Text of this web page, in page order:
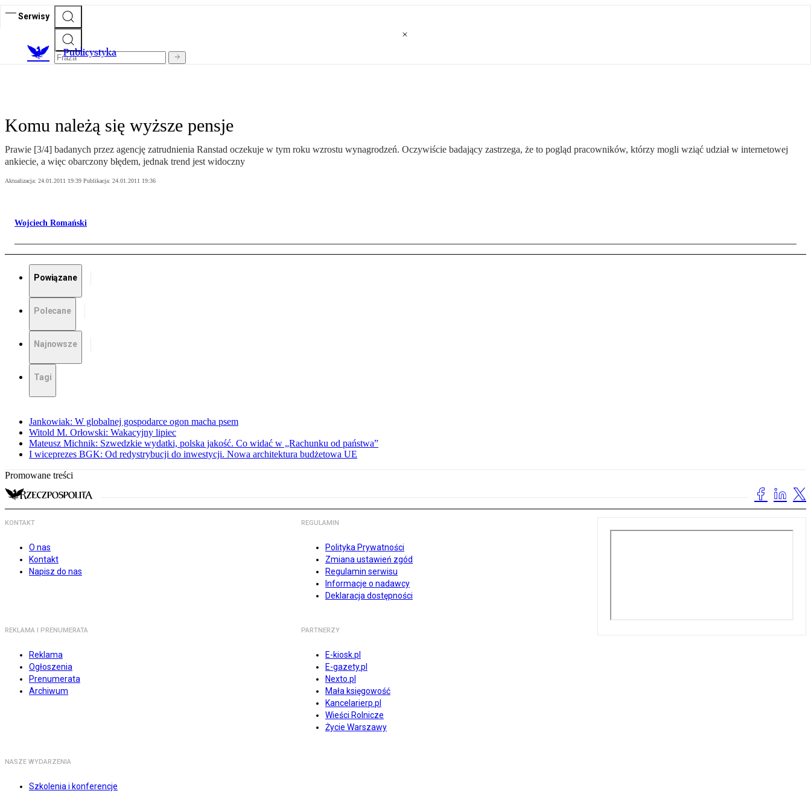
Serwisy
Publicystyka
Komu należą się wyższe pensje
Prawie [3/4] badanych przez agencję zatrudnienia Ranstad oczekuje w tym roku wzrostu wynagrodzeń. Oczywiście badający zastrzega, że to pogląd pracowników, którzy mogli wziąć udział w internetowej
ankiecie, a więc obarczony błędem, jednak trend jest widoczny
Aktualizacja: 24.01.2011 19:39 Publikacja: 24.01.2011 19:36
Wojciech Romański
Powiązane
Polecane
Najnowsze
Tagi
Jankowiak: W globalnej gospodarce ogon macha psem
Witold M. Orłowski: Wakacyjny lipiec
Mateusz Michnik: Szwedzkie wydatki, polska jakość. Co widać w „Rachunku od państwa”
I wiceprezes BGK: Od redystrybucji do inwestycji. Nowa architektura budżetowa UE
Promowane treści
KONTAKT
O nas
Kontakt
Napisz do nas
REGULAMIN
Polityka Prywatności
Zmiana ustawień zgód
Regulamin serwisu
Informacje o nadawcy
Deklaracja dostępności
REKLAMA I PRENUMERATA
Reklama
Ogłoszenia
Prenumerata
Archiwum
PARTNERZY
E-kiosk.pl
E-gazety.pl
Nexto.pl
Mała księgowość
Kancelarierp.pl
Wieści Rolnicze
Życie Warszawy
NASZE WYDARZENIA
Szkolenia i konferencje